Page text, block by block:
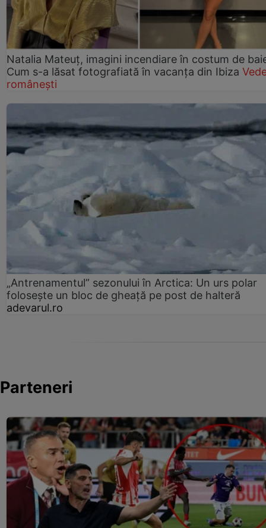
Natalia Mateuț, imagini incendiare în costum de
Cum s-a lăsat fotografiată în vacanța din Ibiza
românești
„Antrenamentul” sezonului în Arctica: Un urs polar
folosește un bloc de gheață pe post de halteră
adevarul.ro
Parteneri